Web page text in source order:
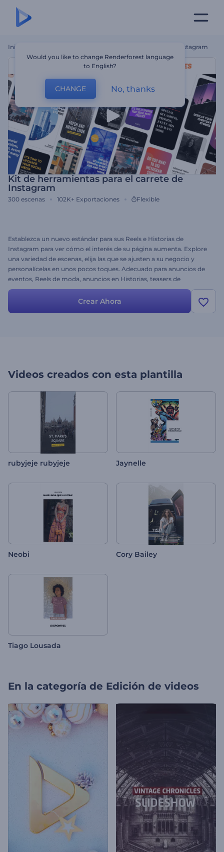
Inicio Kit De Herramientas Para El Carrete De Instagram
Kit de herramientas para el carrete de
Instagram
300 escenas 102K+ Exportaciones Flexible
Establezca un nuevo estándar para sus Reels e Historias de
Instagram para ver cómo el interés de su página aumenta. Explore
una variedad de escenas, elija las que se ajusten a su negocio y
personalícelas en unos pocos toques. Adecuado para anuncios de
eventos, Reels de moda, anuncios en Historias, teasers de
productos, promos y otras necesidades. ¡Impulse su creación de
Reels en Instagram hoy mismo!
Crear Ahora
Videos creados con esta plantilla
rubyjeje rubyjeje Jaynelle
Neobi Cory Bailey
Tiago Lousada
En la categoría de Edición de videos
Would you like to change Renderforest language
to English?
CHANGE No, thanks